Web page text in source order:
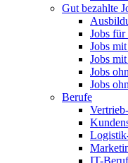
Gut bezahlte
Jobs für
Jobs
Jobs
Jobs
Jobs
Berufe
IT-